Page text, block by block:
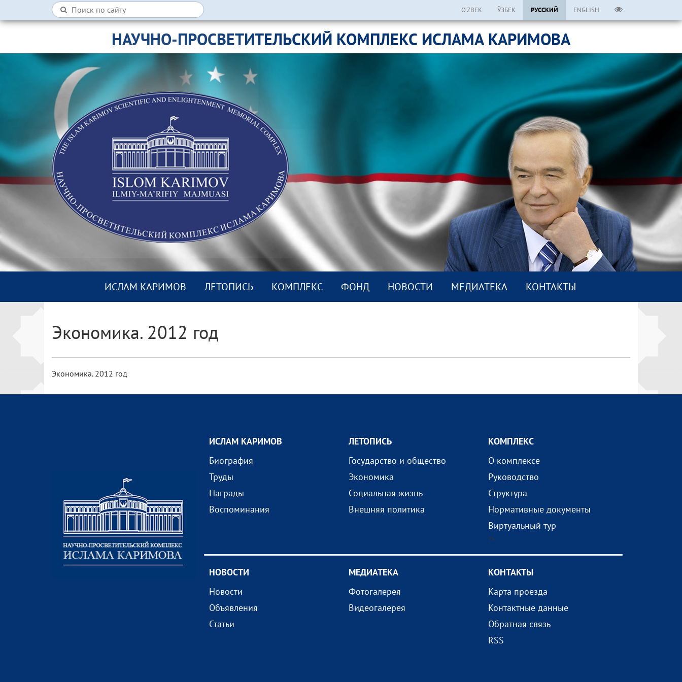
O’ZBEK ЎЗБЕК РУССКИЙ ENGLISH
НАУЧНО-ПРОСВЕТИТЕЛЬСКИЙ КОМПЛЕКС ИСЛАМА КАРИМОВА
ИСЛАМ КАРИМОВ ЛЕТОПИСЬ КОМПЛEКС ФОНД НОВОСТИ МEДИАТEКА КОНТАКТЫ
Экономика. 2012 год
Экономика. 2012 год
ИСЛАМ КАРИМОВ
Биография
Труды
Награды
Воспоминания
ЛЕТОПИСЬ
Государство и общество
Экономика
Социальная жизнь
Внешняя политика
КОМПЛEКС
О комплексе
Руководство
Структура
Нормативные документы
Виртуальный тур
?>
НОВОСТИ
Новости
Объявления
Статьи
МEДИАТEКА
Фотогалерея
Видеогалерея
КОНТАКТЫ
Карта проезда
Контактные данные
Обратная связь
RSS